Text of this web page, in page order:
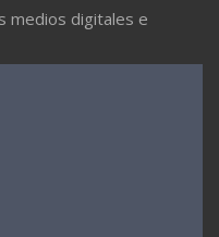
medios digitales e